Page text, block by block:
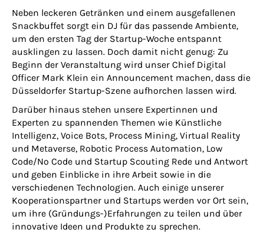
Neben leckeren Getränken und einem ausgefallenen
Snackbuffet sorgt ein DJ für das passende Ambiente,
um den ersten Tag der Startup-Woche entspannt
ausklingen zu lassen. Doch damit nicht genug: Zu
Beginn der Veranstaltung wird unser Chief Digital
Officer Mark Klein ein Announcement machen, dass die
Düsseldorfer Startup-Szene aufhorchen lassen wird.
Darüber hinaus stehen unsere Expertinnen und
Experten zu spannenden Themen wie Künstliche
Intelligenz, Voice Bots, Process Mining, Virtual Reality
und Metaverse, Robotic Process Automation, Low
Code/No Code und Startup Scouting Rede und Antwort
und geben Einblicke in ihre Arbeit sowie in die
verschiedenen Technologien. Auch einige unserer
Kooperationspartner und Startups werden vor Ort sein,
um ihre (Gründungs-)Erfahrungen zu teilen und über
innovative Ideen und Produkte zu sprechen.